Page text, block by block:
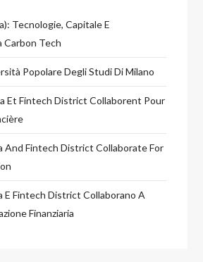
Tecnologie, Capitale E
Carbon Tech
Popolare Degli Studi Di Milano
Et Fintech District Collaborent Pour
And Fintech District Collaborate For
E Fintech District Collaborano A
Finanziaria